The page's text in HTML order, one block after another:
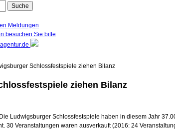
Meldungen
besuchen Sie bitte
Schlossfestspiele ziehen Bilanz
ziehen Bilanz
Ludwigsburger Schlossfestspiele haben in diesem Jahr
30 Veranstaltungen waren ausverkauft (2016: 24